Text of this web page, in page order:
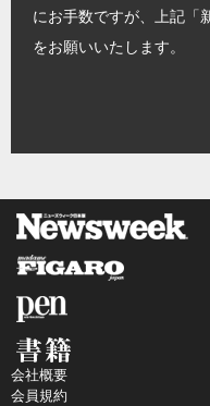
にお手数ですが、上記「
をお願いいたします。
会社概要
会員規約